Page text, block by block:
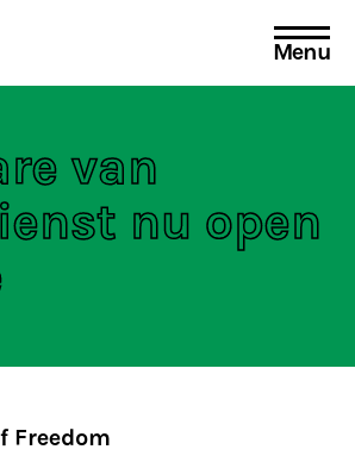
Menu
van
nu open
Freedom